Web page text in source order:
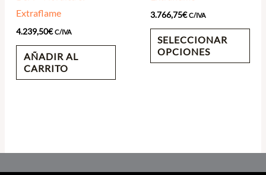
Extraflame
4.239,50€ C/IVA
AÑADIR AL
CARRITO
3.766,75€ C/IVA
SELECCIONAR
OPCIONES